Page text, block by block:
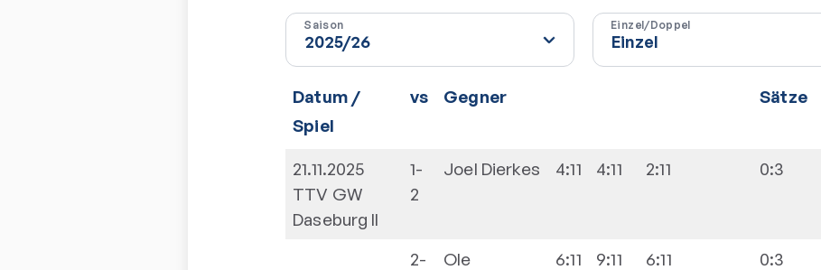
Saison Einzel/Doppel
Datum /
Spiel
vs Gegner Sätze
21.11.2025
TTV GW
Daseburg II
1-
2
Joel Dierkes 4:11 4:11 2:11 0:3
2-
Ole
6:11 9:11 6:11 0:3